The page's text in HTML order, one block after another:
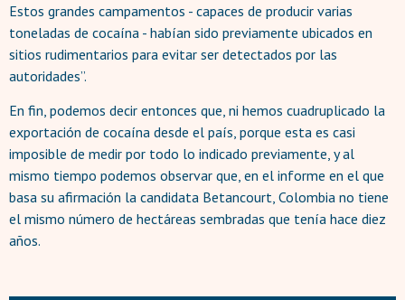
Estos grandes campamentos - capaces de producir varias
toneladas de cocaína - habían sido previamente ubicados en
sitios rudimentarios para evitar ser detectados por las
autoridades”.
En fin, podemos decir entonces que, ni hemos cuadruplicado la
exportación de cocaína desde el país, porque esta es casi
imposible de medir por todo lo indicado previamente, y al
mismo tiempo podemos observar que, en el informe en el que
basa su afirmación la candidata Betancourt, Colombia no tiene
el mismo número de hectáreas sembradas que tenía hace diez
años.